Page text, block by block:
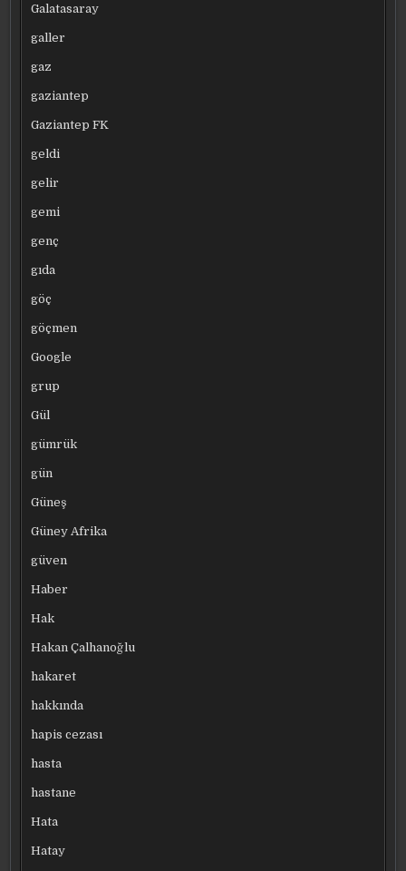
Galatasaray
galler
gaz
gaziantep
Gaziantep FK
geldi
gelir
gemi
genç
gıda
göç
göçmen
Google
grup
Gül
gümrük
gün
Güneş
Güney Afrika
güven
Haber
Hak
Hakan Çalhanoğlu
hakaret
hakkında
hapis cezası
hasta
hastane
Hata
Hatay